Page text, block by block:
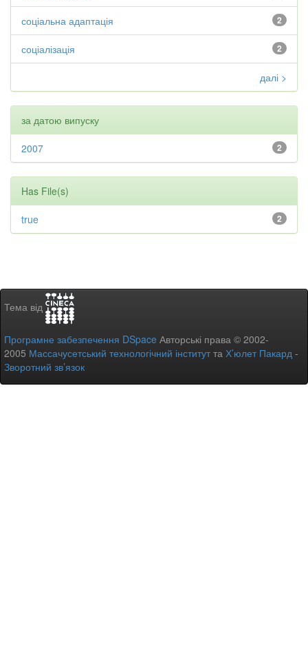
2
соціальна адаптація
2
соціалізація
далі >
за датою випуску
2
2007
Has File(s)
2
true
Тема від
Програмне забезпечення DSpace Авторські права © 2002-
2005 Массачусетський технологічний інститутта Х’юлет Пакард -
Зворотний зв’язок